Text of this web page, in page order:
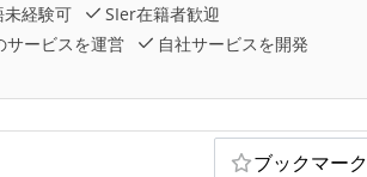
未経験可
SIer在籍者歓迎
サービスを運営
自社サービスを開発
ブックマーク